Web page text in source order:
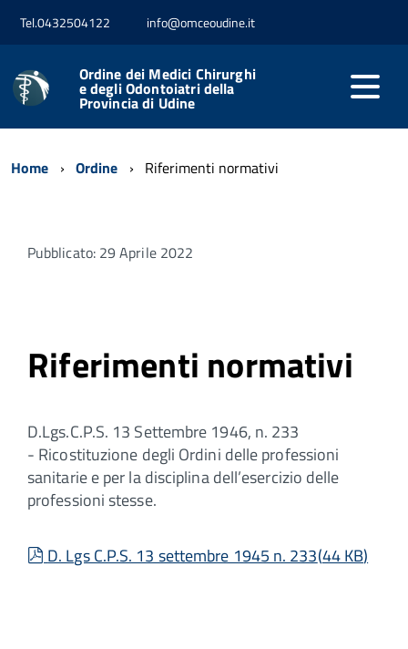
Tel.0432504122 info@omceoudine.it
Ordine dei Medici Chirurghi
e degli Odontoiatri della
Provincia di Udine
Home Ordine Riferimenti normativi
Pubblicato: 29 Aprile 2022
Riferimenti normativi
D.Lgs.C.P.S. 13 Settembre 1946, n. 233
- Ricostituzione degli Ordini delle professioni
sanitarie e per la disciplina dell’esercizio delle
professioni stesse.
pdf
D. Lgs C.P.S. 13 settembre 1945 n. 233(44 KB)